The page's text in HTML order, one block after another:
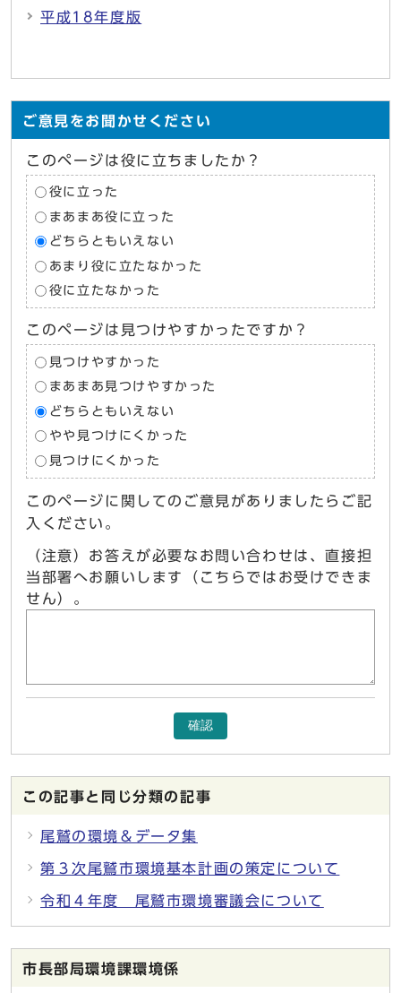
平成18年度版
ご意見をお聞かせください
このページは役に立ちましたか？
役に立った
まあまあ役に立った
どちらともいえない
あまり役に立たなかった
役に立たなかった
このページは見つけやすかったですか？
見つけやすかった
まあまあ見つけやすかった
どちらともいえない
やや見つけにくかった
見つけにくかった
このページに関してのご意見がありましたらご記
入ください。
（注意）お答えが必要なお問い合わせは、直接担
当部署へお願いします（こちらではお受けできま
せん）。
確認
この記事と同じ分類の記事
尾鷲の環境＆データ集
第３次尾鷲市環境基本計画の策定について
令和４年度 尾鷲市環境審議会について
市長部局環境課環境係